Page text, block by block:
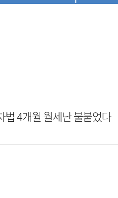
법 4개월 월세난 불붙었다